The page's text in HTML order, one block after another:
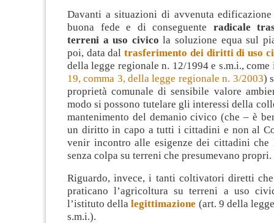
Davanti a situazioni di avvenuta
buona fede e di conseguente radicale
terreni a uso civico la soluzione equa sul
poi, data daltrasferimento dei diritti di uso
della legge regionale n. 12/1994 e s.m.i., come
19, comma 3, della legge regionale n. 3/2003)
proprietà comunale di sensibile valore
modo si possono tutelare gli interessi della
mantenimento del demanio civico (che – è
un diritto in capo a tutti i cittadini e non al
venir incontro alle esigenze dei cittadini che
senza colpa su terreni che presumevano propri.
Riguardo, invece, i tanti coltivatori diretti
praticano l’agricoltura su terreni a uso
l’istituto dellalegittimazione (art. 9 della
s.m.i.).